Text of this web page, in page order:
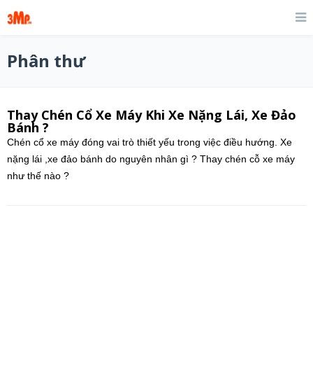
Phân thư
Thay Chén Cổ Xe Máy Khi Xe Nặng Lái, Xe Đảo
Bánh ?
Chén cổ xe máy đóng vai trò thiết yếu trong việc điều hướng. Xe
nặng lái ,xe đảo bánh do nguyên nhân gì ? Thay chén cỗ xe máy
như thế nào ?